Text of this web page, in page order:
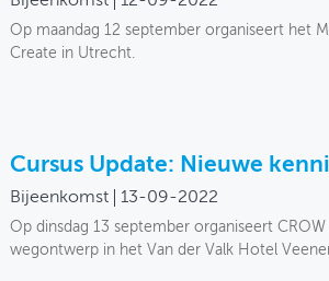
Op maandag 12 september organiseert het
Create in Utrecht.
Cursus Update: Nieuwe
Bijeenkomst 13-09-2022
Op dinsdag 13 september organiseert
wegontwerp in het Van der Valk Hotel